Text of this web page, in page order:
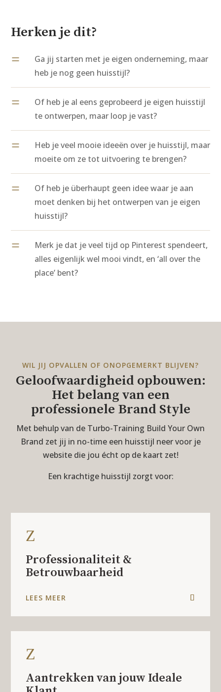
Herken je dit?
=
Ga jij starten met je eigen onderneming, maar
heb je nog geen huisstijl?
=
Of heb je al eens geprobeerd je eigen huisstijl
te ontwerpen, maar loop je vast?
=
Heb je veel mooie ideeën over je huisstijl, maar
moeite om ze tot uitvoering te brengen?
=
Of heb je überhaupt geen idee waar je aan
moet denken bij het ontwerpen van je eigen
huisstijl?
=
Merk je dat je veel tijd op Pinterest spendeert,
alles eigenlijk wel mooi vindt, en ‘all over the
place’ bent?
WIL JIJ OPVALLEN OF ONOPGEMERKT BLIJVEN?
Geloofwaardigheid opbouwen:
Het belang van een
professionele Brand Style
Met behulp van de Turbo-Training Build Your Own
Brand zet jij in no-time een huisstijl neer voor je
website die jou écht op de kaart zet!
Een krachtige huisstijl zorgt voor:
Z
Professionaliteit &
Betrouwbaarheid
LEES MEER
Z
Aantrekken van jouw Ideale